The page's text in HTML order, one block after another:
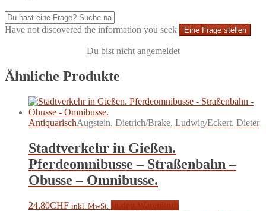
Have not discovered the information you seek Eine Frage stellen
Du bist nicht angemeldet
Ähnliche Produkte
AntiquarischAugstein, Dietrich/Brake, Ludwig/Eckert, Dieter
Stadtverkehr in Gießen.
Pferdeomnibusse – Straßenbahn –
Obusse – Omnibusse.
24.80CHF inkl. MwSt.